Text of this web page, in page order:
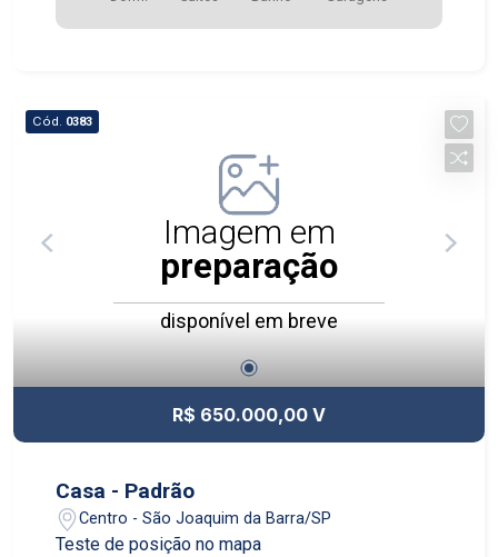
Cód. 0383
Imagem em
preparação
disponível em breve
R$ 650.000,00 V
Casa - Padrão
Centro - São Joaquim da Barra/SP
Teste de posição no mapa